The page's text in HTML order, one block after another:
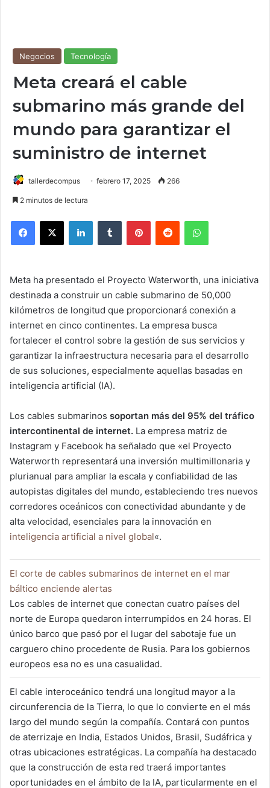
Negocios Tecnología
Meta creará el cable
submarino más grande del
mundo para garantizar el
suministro de internet
tallerdecompus febrero 17, 2025 266
2 minutos de lectura
Meta ha presentado el Proyecto Waterworth, una iniciativa
destinada a construir un cable submarino de 50,000
kilómetros de longitud que proporcionará conexión a
internet en cinco continentes. La empresa busca
fortalecer el control sobre la gestión de sus servicios y
garantizar la infraestructura necesaria para el desarrollo
de sus soluciones, especialmente aquellas basadas en
inteligencia artificial (IA).
Los cables submarinos soportan más del 95% del tráfico
intercontinental de internet. La empresa matriz de
Instagram y Facebook ha señalado que «el Proyecto
Waterworth representará una inversión multimillonaria y
plurianual para ampliar la escala y confiabilidad de las
autopistas digitales del mundo, estableciendo tres nuevos
corredores oceánicos con conectividad abundante y de
alta velocidad, esenciales para la innovación en
inteligencia artificial a nivel global«.
El corte de cables submarinos de internet en el mar
báltico enciende alertas
Los cables de internet que conectan cuatro países del
norte de Europa quedaron interrumpidos en 24 horas. El
único barco que pasó por el lugar del sabotaje fue un
carguero chino procedente de Rusia. Para los gobiernos
europeos esa no es una casualidad.
El cable interoceánico tendrá una longitud mayor a la
circunferencia de la Tierra, lo que lo convierte en el más
largo del mundo según la compañía. Contará con puntos
de aterrizaje en India, Estados Unidos, Brasil, Sudáfrica y
otras ubicaciones estratégicas. La compañía ha destacado
que la construcción de esta red traerá importantes
oportunidades en el ámbito de la IA, particularmente en el